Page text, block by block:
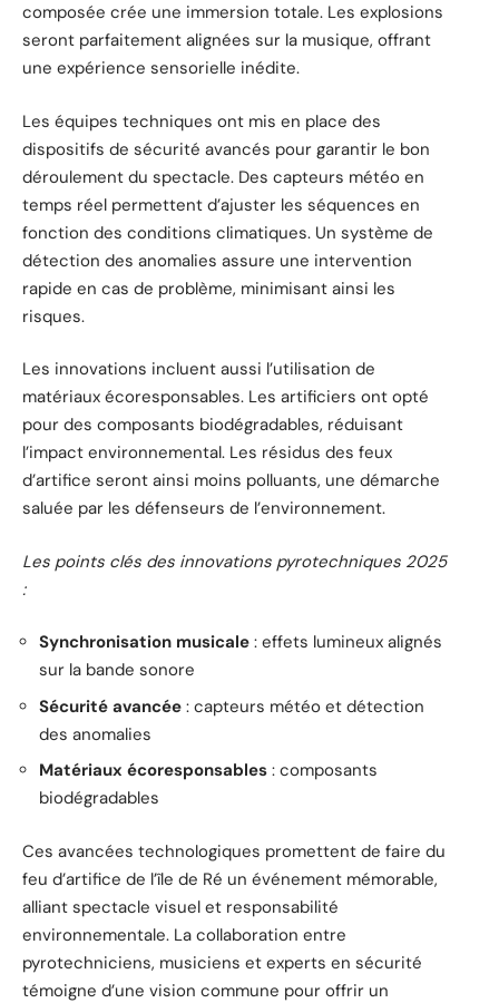
composée crée une immersion totale. Les explosions
seront parfaitement alignées sur la musique, offrant
une expérience sensorielle inédite.
Les équipes techniques ont mis en place des
dispositifs de sécurité avancés pour garantir le bon
déroulement du spectacle. Des capteurs météo en
temps réel permettent d’ajuster les séquences en
fonction des conditions climatiques. Un système de
détection des anomalies assure une intervention
rapide en cas de problème, minimisant ainsi les
risques.
Les innovations incluent aussi l’utilisation de
matériaux écoresponsables. Les artificiers ont opté
pour des composants biodégradables, réduisant
l’impact environnemental. Les résidus des feux
d’artifice seront ainsi moins polluants, une démarche
saluée par les défenseurs de l’environnement.
Les points clés des innovations pyrotechniques 2025
:
Synchronisation musicale : effets lumineux alignés
sur la bande sonore
Sécurité avancée : capteurs météo et détection
des anomalies
Matériaux écoresponsables : composants
biodégradables
Ces avancées technologiques promettent de faire du
feu d’artifice de l’île de Ré un événement mémorable,
alliant spectacle visuel et responsabilité
environnementale. La collaboration entre
pyrotechniciens, musiciens et experts en sécurité
témoigne d’une vision commune pour offrir un